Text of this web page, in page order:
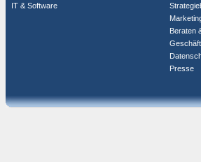
IT & Software
Beraten
Presse